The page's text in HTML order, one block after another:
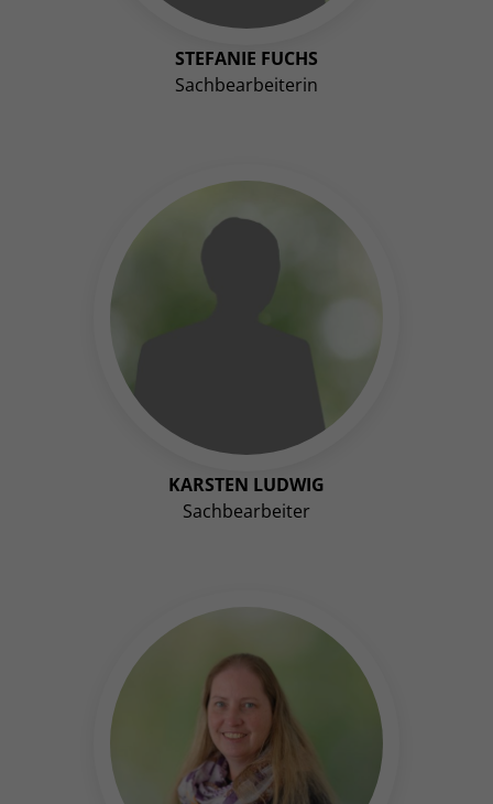
STEFANIE FUCHS
Sachbearbeiterin
KARSTEN LUDWIG
Sachbearbeiter